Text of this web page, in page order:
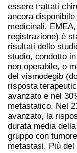
essere trattati
ancora disponibile
medicinali,
registrazione) è
risultati dello
studio, condotto
non operabile, o
del vismodegib
risposta
avanzato e nel
metastatico. Nel
avanzato, la
durata media
gruppo con
metastasi. Più del